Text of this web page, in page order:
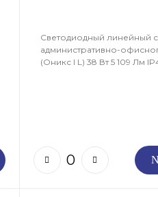
Светодиодный линейный
административно-
(Оникс I L) 38 Вт 5 109 Лм